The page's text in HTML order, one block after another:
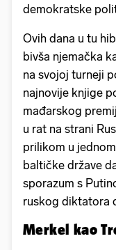
demokratske
Ovih dana u tu
bivša njemačka
na svojoj turneji
najnovije knjige
mađarskog
u rat na strani
prilikom u
baltičke države
sporazum s
ruskog diktatora
Merkel kao